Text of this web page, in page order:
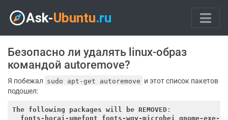
Безопасно ли удалять linux-образ
командой autoremove?
Я побежал sudo apt-get autoremove и этот список пакетов
подошел:
The following packages will be REMOVED :
fonts-horai-umefont
fonts-wqy-microhei gnome-exe-